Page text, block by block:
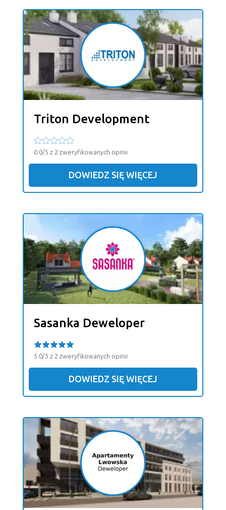
Triton Development
0.0/5 z 2 zweryfikowanych opinii
DOWIEDZ SIĘ WIĘCEJ
Sasanka Deweloper
5.0/5 z 2 zweryfikowanych opinii
DOWIEDZ SIĘ WIĘCEJ